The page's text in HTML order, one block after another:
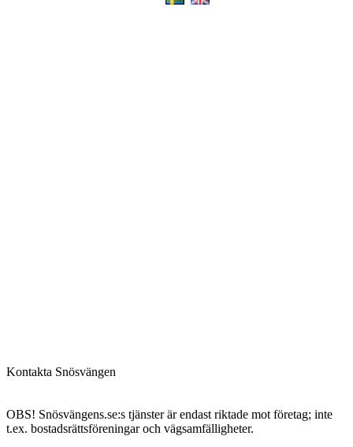
Kontakta Snösvängen
OBS! Snösvängens.se:s tjänster är endast riktade mot företag; inte
t.ex. bostadsrättsföreningar och vägsamfälligheter.